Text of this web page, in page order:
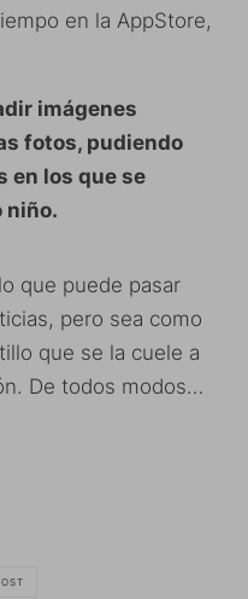
en la AppStore,
imágenes
fotos, pudiendo
en los que se
niño.
que puede pasar
pero sea como
que se la cuele a
De todos modos…